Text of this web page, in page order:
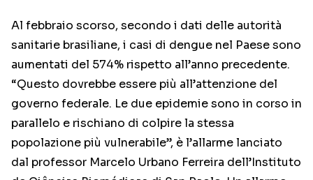
Al febbraio scorso, secondo i dati delle autorità
sanitarie brasiliane, i casi di dengue nel Paese sono
aumentati del 574% rispetto all’anno precedente.
“Questo dovrebbe essere più all’attenzione del
governo federale. Le due epidemie sono in corso in
parallelo e rischiano di colpire la stessa
popolazione più vulnerabile”, è l’allarme lanciato
dal professor Marcelo Urbano Ferreira dell’Instituto